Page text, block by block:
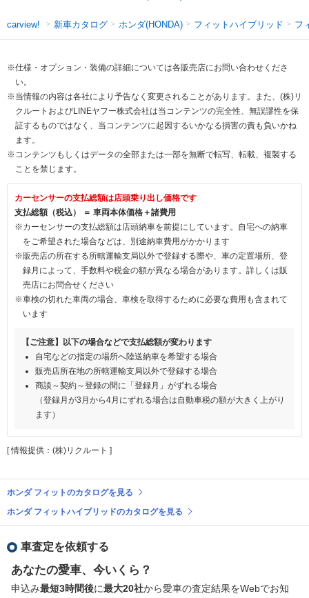
carview! 新車カタログ ホンダ(HONDA) フィットハイブリッド フ
※仕様・オプション・装備の詳細については各販売店にお問い合わせくださ
い。
※当情報の内容は各社により予告なく変更されることがあります。また、(株)リ
クルートおよびLINEヤフー株式会社は当コンテンツの完全性、無誤謬性を保
証するものではなく、当コンテンツに起因するいかなる損害の責も負いかね
ます。
※コンテンツもしくはデータの全部または一部を無断で転写、転載、複製する
ことを禁じます。
カーセンサーの支払総額は店頭乗り出し価格です
支払総額（税込） ＝ 車両本体価格＋諸費用
※カーセンサーの支払総額は店頭納車を前提にしています。自宅への納車
をご希望された場合などは、別途納車費用がかかります
※販売店の所在する所轄運輸支局以外で登録する際や、車の定置場所、登
録月によって、手数料や税金の額が異なる場合があります。詳しくは販
売店にお問合せください
※車検の切れた車両の場合、車検を取得するために必要な費用も含まれて
います
【ご注意】以下の場合などで支払総額が変わります
自宅などの指定の場所へ陸送納車を希望する場合
販売店所在地の所轄運輸支局以外で登録する場合
商談～契約～登録の間に「登録月」がずれる場合
（登録月が3月から4月にずれる場合は自動車税の額が大きく上がり
ます）
[ 情報提供：(株)リクルート ]
ホンダ フィットのカタログを見る
ホンダ フィットハイブリッドのカタログを見る
車査定を依頼する
あなたの愛車、今いくら？
申込み最短3時間後に最大20社から愛車の査定結果をWebでお知